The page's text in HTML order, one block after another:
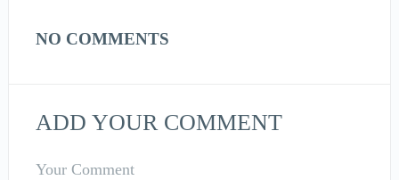
NO COMMENTS
ADD YOUR COMMENT
Your Comment